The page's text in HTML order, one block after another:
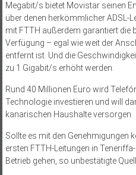
Megabit/s bietet Movistar seinen
über denen herkömmlicher ADSL-
mit FTTH außerdem garantiert die
Verfügung – egal wie weit der
entfernt ist. Und die
zu 1 Gigabit/s erhöht werden.
Rund 40 Millionen Euro wird
Technologie investieren und will
kanarischen Haushalte versorgen.
Sollte es mit den Genehmigungen
ersten FTTH-Leitungen in
Betrieb gehen, so unbestätigte